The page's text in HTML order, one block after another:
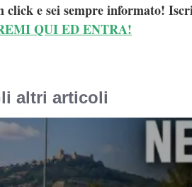
click e sei sempre informato!
QUI ED ENTRA!
altri articoli